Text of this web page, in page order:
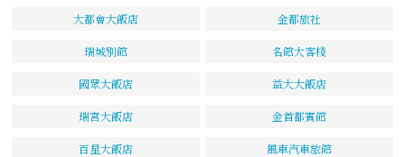
大都會大飯店 金都旅社
瑞城別館 名館大客棧
國眾大飯店 益大大飯店
瑞宮大飯店 金首都賓館
百星大飯店 風車汽車旅館